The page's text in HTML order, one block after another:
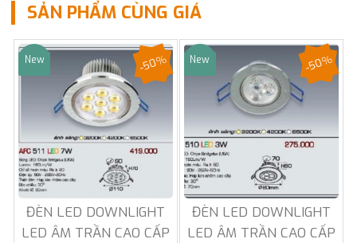
SẢN PHẨM CÙNG GIÁ
Sale
New
ĐÈN LED DOWNLIGHT
LED ÂM TRẦN CAO CẤP
-50% Sale
New
ĐÈN LED DOWNLIGHT
LED ÂM TRẦN CAO CẤP
-50%